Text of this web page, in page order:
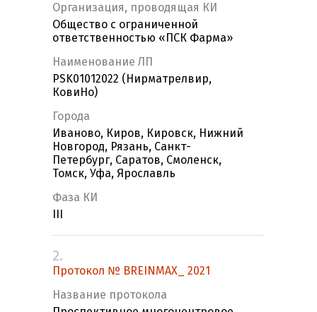
Организация, проводящая КИ
Общество с ограниченной
ответственностью «ПСК Фарма»
Наименование ЛП
PSK01012022 (Нирматрелвир,
КовиНо)
Города
Иваново, Киров, Кировск, Нижний
Новгород, Рязань, Санкт-
Петербург, Саратов, Смоленск,
Томск, Уфа, Ярославль
Фаза КИ
2.
Протокол № BREINMAX_ 2021
Название протокола